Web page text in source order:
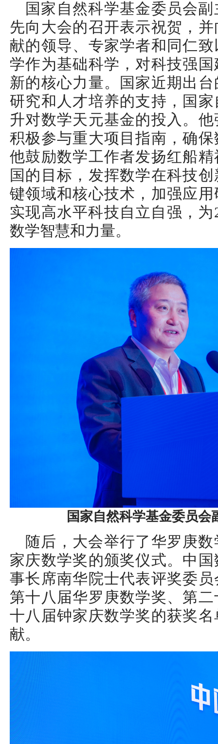
国家自然科学基金委员会
先向大会的召开表示祝贺，
献的领导、专家学者和同仁
学作为基础科学，对科技强
新的核心力量。国家近期出
研究和人才培养的支持，国
升对数学天元基金的投入。
积极参与重大项目指南，确
他鼓励数学工作者发扬红船
国的目标，发挥数学在科技
键领域和核心技术，加强应
实现高水平科技自立自强，
数学智慧和力量。
国家自然科学基金委员会
随后，大会举行了华罗庚
家庆数学奖的颁奖仪式。中
事长席南华院士代表评奖委
第十八届华罗庚数学奖、第
十八届钟家庆数学奖的获奖
献。